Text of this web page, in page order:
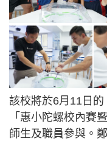
該校將於6月11日
「惠小陀螺校內賽
師生及職員參與。